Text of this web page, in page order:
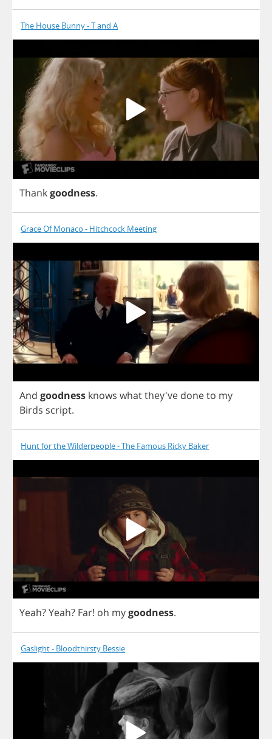
The House Bunny - T and A
Thankgoodness.
Grace Of Monaco - Hitchcock Meeting
And goodness knows whatthey've doneto my
Birds script.
Hunt for the Wilderpeople - The Famous Ricky Baker
Yeah?Yeah? Far! oh mygoodness.
Gaslight - Bloodthirsty Bessie